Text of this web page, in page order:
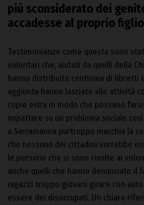
più sconsiderato dei
accadesse al proprio
Testimonianze come questa sono
volontari che, aiutati da quelli della
hanno distribuito centinaia di libretti
aggiunta hanno lasciato alle attività
copie extra in modo che possano
impattare su un problema sociale
a Serramanna purtroppo macchia la
che nessuno dei cittadini vorrebbe
le persone che si sono rivolte ai
anche quelli che hanno denunciato il
ragazzi troppo giovani girare con
essere dei disoccupati. Un chiaro